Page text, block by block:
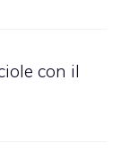
con il